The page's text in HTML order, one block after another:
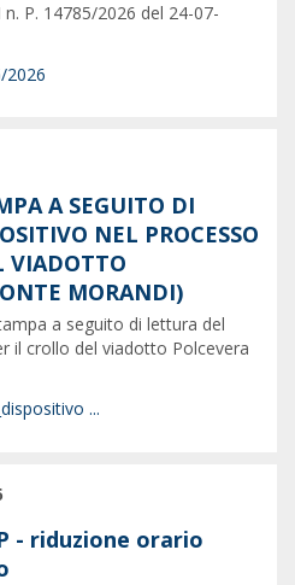
P. 14785/2026 del 24-07-
2026
A SEGUITO DI
NEL PROCESSO
VIADOTTO
MORANDI)
a seguito di lettura del
il crollo del viadotto Polcevera
...
- riduzione orario